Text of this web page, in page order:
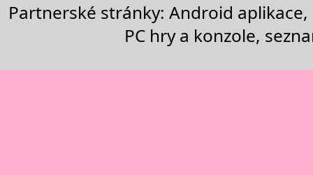
Partnerské stránky:Android aplikace,
PC hry a konzole,